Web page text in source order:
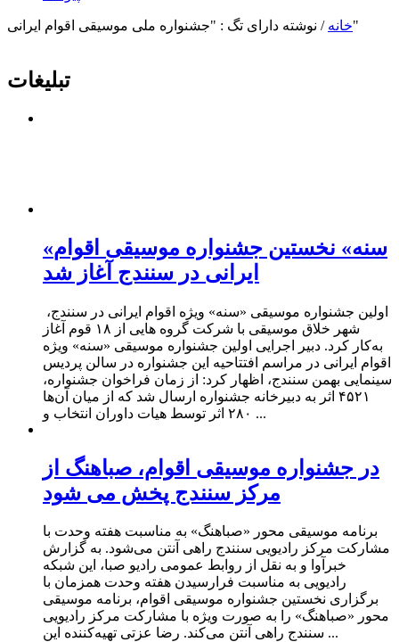
خانه / نوشته دارای تگ : "جشنواره ملی موسیقی اقوام ایرانی"
تبلیغات
«سنه» نخستین جشنواره موسیقی اقوام
ایرانی در سنندج آغاز شد
شهر خلاق موسیقی با شرکت گروه هایی از ۱۸ قوم آغاز
به‌کار کرد. دبیر اجرایی اولین جشنواره موسیقی «سنه» ویژه
اقوام ایرانی در مراسم افتتاحیه این جشنواره در سالن پردیس
سینمایی بهمن سنندج، اظهار کرد: از زمان فراخوان جشنواره،
۴۵۲۱ اثر به دبیرخانه جشنواره ارسال شد که از میان آن‌ها
۲۸۰ اثر توسط هیات داوران انتخاب و ...
در جشنواره موسیقی اقوام، صباهنگ از
مرکز سنندج پخش می شود
برنامه موسیقی‌ محور «صباهنگ» به مناسبت هفته وحدت با
مشارکت مرکز رادیویی سنندج راهی آنتن می‌شود. به گزارش
خبرآوا و به نقل از روابط عمومی رادیو صبا، این شبکه
رادیویی به مناسبت فرارسیدن هفته وحدت همزمان با
برگزاری نخستین جشنواره موسیقی اقوام، برنامه موسیقی‌
محور «صباهنگ» را به صورت ویژه با مشارکت مرکز رادیویی
سنندج راهی آنتن می‌کند. رضا عزتی تهیه‌کننده این ...